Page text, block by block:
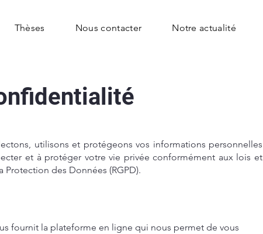
Thèses Nous contacter Notre actualité
utilisons et protégeons vos informations personnelles
et à protéger votre vie privée conformément aux lois et
des Données (RGPD).
fournit la plateforme en ligne qui nous permet de vous